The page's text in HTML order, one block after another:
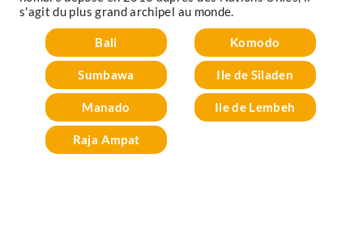
s'agit du plus grand archipel au monde.
Bali Komodo
Sumbawa Ile de Siladen
Manado Ile de Lembeh
Raja Ampat